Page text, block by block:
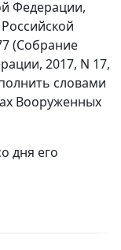
Федерации,
(Собрание
2017, N 17,
словами
Вооруженных
дня его